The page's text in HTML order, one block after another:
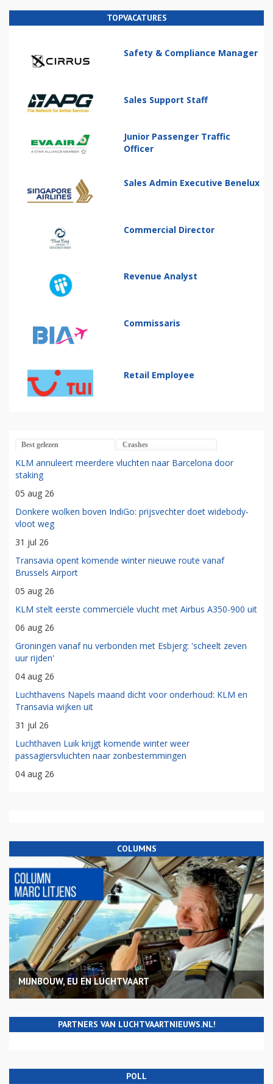
TOPVACATURES
Safety & Compliance Manager
Sales Support Staff
Junior Passenger Traffic
Officer
Sales Admin Executive Benelux
Commercial Director
Revenue Analyst
Commissaris
Retail Employee
Best gelezen Crashes
KLM annuleert meerdere vluchten naar Barcelona door
staking
05 aug 26
Donkere wolken boven IndiGo: prijsvechter doet widebody-
vloot weg
31 jul 26
Transavia opent komende winter nieuwe route vanaf
Brussels Airport
05 aug 26
KLM stelt eerste commerciële vlucht met Airbus A350-900 uit
06 aug 26
Groningen vanaf nu verbonden met Esbjerg: 'scheelt zeven
uur rijden'
04 aug 26
Luchthavens Napels maand dicht voor onderhoud: KLM en
Transavia wijken uit
31 jul 26
Luchthaven Luik krijgt komende winter weer
passagiersvluchten naar zonbestemmingen
04 aug 26
COLUMNS
MIJNBOUW, EU EN LUCHTVAART
PARTNERS VAN LUCHTVAARTNIEUWS.NL!
POLL